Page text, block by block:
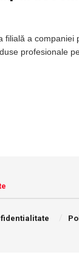
filială a companiei
profesionale